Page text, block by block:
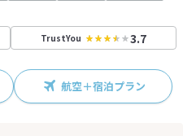
TrustYou 3.7
航空＋宿泊プラン